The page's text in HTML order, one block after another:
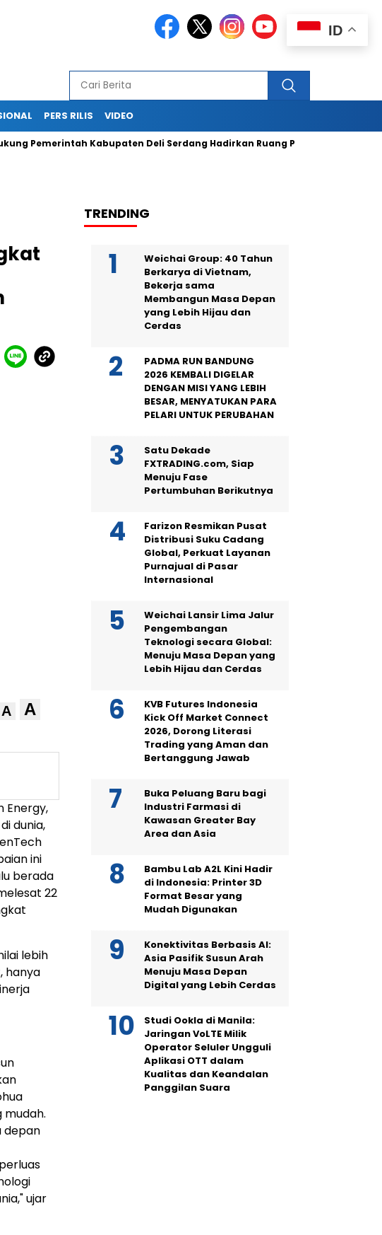
PERS RILIS VIDEO
Kabupaten Deli Serdang Hadirkan Ruang Publik Bersama melalui
A A
Energy,
dunia,
ini
berada
22
lebih
hanya
mudah.
depan
ujar
TRENDING
Weichai Group: 40 Tahun
Berkarya di Vietnam,
Bekerja sama
Membangun Masa Depan
yang Lebih Hijau dan
Cerdas
PADMA RUN BANDUNG
2026 KEMBALI DIGELAR
DENGAN MISI YANG LEBIH
BESAR, MENYATUKAN PARA
PELARI UNTUK PERUBAHAN
Satu Dekade
FXTRADING.com, Siap
Menuju Fase
Pertumbuhan Berikutnya
Farizon Resmikan Pusat
Distribusi Suku Cadang
Global, Perkuat Layanan
Purnajual di Pasar
Internasional
Weichai Lansir Lima Jalur
Pengembangan
Teknologi secara Global:
Menuju Masa Depan yang
Lebih Hijau dan Cerdas
KVB Futures Indonesia
Kick Off Market Connect
2026, Dorong Literasi
Trading yang Aman dan
Bertanggung Jawab
Buka Peluang Baru bagi
Industri Farmasi di
Kawasan Greater Bay
Area dan Asia
Bambu Lab A2L Kini Hadir
di Indonesia: Printer 3D
Format Besar yang
Mudah Digunakan
Konektivitas Berbasis AI:
Asia Pasifik Susun Arah
Menuju Masa Depan
Digital yang Lebih Cerdas
Studi Ookla di Manila:
Jaringan VoLTE Milik
Operator Seluler Ungguli
Aplikasi OTT dalam
Kualitas dan Keandalan
Panggilan Suara
ID